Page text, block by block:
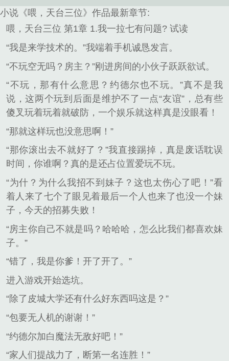
小说《喂，天台三位》作品最新章节:
喂，天台三位 第1章 1.我一拉七有问题? 试读
“我是来学技术的。”我端着手机诚恳发言。
“不玩空无吗？房主？”刚进房间的小伙子跃跃欲试。
“不玩，那有什么意思？约德尔也不玩。”真不是我
说，这两个玩到后面是维护不了一点“友谊”，总有些
傻叉玩着玩着就破防，一个娱乐就这样真是没眼看！
“那就这样玩也没意思啊！”
“那你滚出去不就好了？”我直接踢掉，真是废话耽误
时间，你谁啊？真的是还占位置爱玩不玩。
“为什？为什么我招不到妹子？这也太伤心了吧！”看
着人来了七个了眼见着最后一个人也来了也没一个妹
子，今天的招募失败！
“房主你自己不就是吗？哈哈哈，怎么比我们都喜欢妹
子。”
“错了，我是你爹！开了开了。”
进入游戏开始选坑。
“除了皮城大学还有什么好东西吗这是？”
“包要无人机的谢谢！”
“约德尔加白魔法无敌好吧！”
“家人们提战力了，断第一名连胜！”